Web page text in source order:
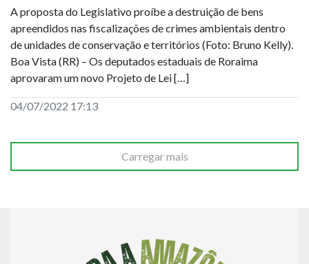
A proposta do Legislativo proíbe a destruição de bens
apreendidos nas fiscalizações de crimes ambientais dentro
de unidades de conservação e territórios (Foto: Bruno Kelly).
Boa Vista (RR) – Os deputados estaduais de Roraima
aprovaram um novo Projeto de Lei […]
04/07/2022 17:13
Carregar mais